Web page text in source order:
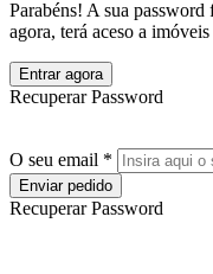
Parabéns! A sua
agora, terá aceso a
Entrar agora
Recuperar Password
O seu email *
Enviar pedido
Recuperar Password